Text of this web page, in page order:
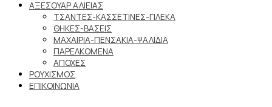
ΑΞΕΣΟΥΑΡ ΑΛΙΕΙΑΣ
ΤΣΑΝΤΕΣ-ΚΑΣΣΕΤΙΝΕΣ-ΓΙΛΕΚΑ
ΘΗΚΕΣ-ΒΑΣΕΙΣ
ΜΑΧΑΙΡΙΑ-ΠΕΝΣΑΚΙΑ-ΨΑΛΙΔΙΑ
ΠΑΡΕΛΚΟΜΕΝΑ
ΑΠΟΧΕΣ
ΡΟΥΧΙΣΜΟΣ
ΕΠΙΚΟΙΝΩΝΙΑ